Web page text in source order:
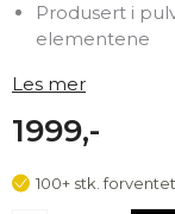
Produsert i
elementene
Les mer
1999,-
100+ stk. forventet